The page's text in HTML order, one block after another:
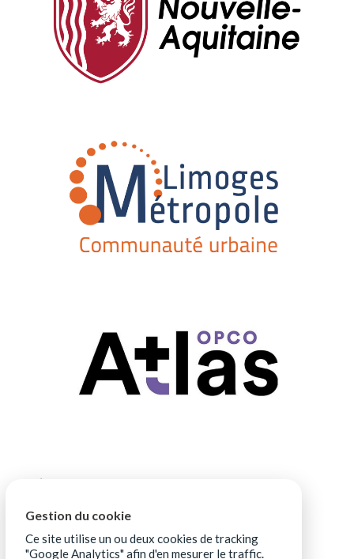
Gestion du cookie
Ce site utilise un ou deux cookies de tracking
"Google Analytics" afin d'en mesurer le traffic.